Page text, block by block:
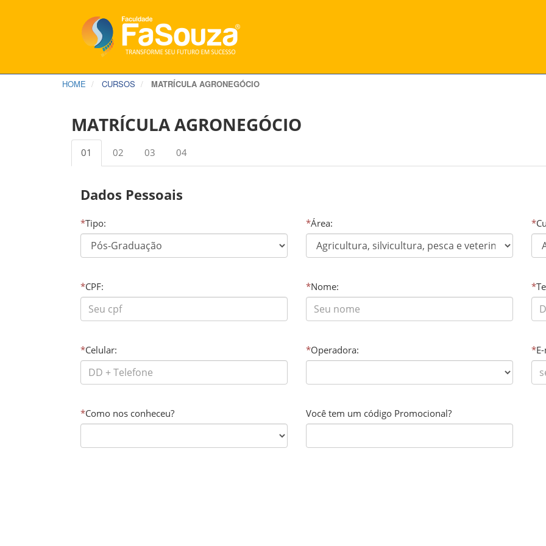
HOME CURSOS MATRÍCULA AGRONEGÓCIO
MATRÍCULA AGRONEGÓCIO
01 02 03 04
Dados Pessoais
*Tipo: *Área: *
*CPF: *Nome: *
*Celular: *Operadora: *
*Como nos conheceu? Você tem um código Promocional?